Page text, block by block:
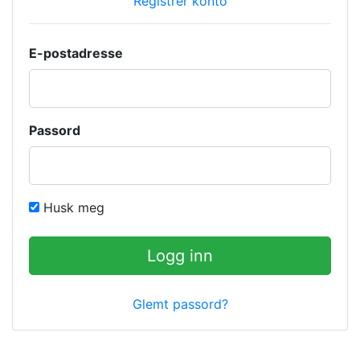
E-postadresse
Passord
Husk meg
Logg inn
Glemt passord?